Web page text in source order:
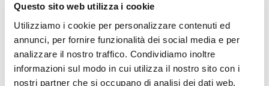
Questo sito web utilizza i cookie
Utilizziamo i cookie per personalizzare contenuti ed
annunci, per fornire funzionalità dei social media e per
analizzare il nostro traffico. Condividiamo inoltre
informazioni sul modo in cui utilizza il nostro sito con i
nostri partner che si occupano di analisi dei dati web,
NUOVA SIROLESE. Sei nuovi innesti per
alzare l'asticella
...leggi
16/07/2026